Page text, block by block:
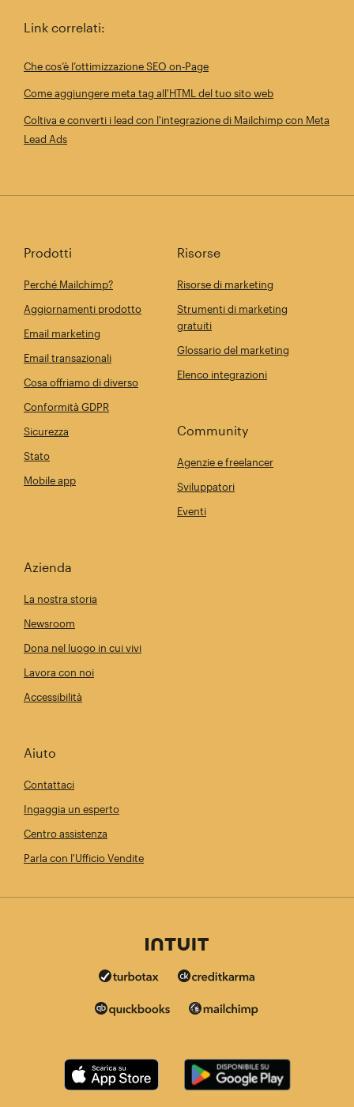
Link correlati:
Che cos’è l’ottimizzazione SEO on-Page
Come aggiungere meta tag all'HTML del tuo sito web
Coltiva e converti i lead con l'integrazione di Mailchimp con Meta
Lead Ads
Prodotti
Perché Mailchimp?
Aggiornamenti prodotto
Email marketing
Email transazionali
Cosa offriamo di diverso
Conformità GDPR
Sicurezza
Stato
Mobile app
Risorse
Risorse di marketing
Strumenti di marketing
gratuiti
Glossario del marketing
Elenco integrazioni
Community
Agenzie e freelancer
Sviluppatori
Eventi
Azienda
La nostra storia
Newsroom
Dona nel luogo in cui vivi
Lavora con noi
Accessibilità
Aiuto
Contattaci
Ingaggia un esperto
Centro assistenza
Parla con l'Ufficio Vendite